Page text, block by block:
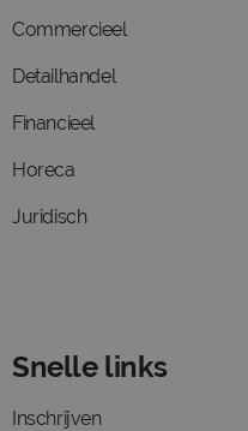
Commercieel
Detailhandel
Financieel
Horeca
Juridisch
Snelle links
Inschrijven